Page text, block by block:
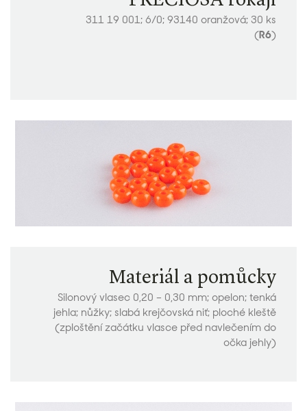
311 19 001; 6/0; 93140 oranžová; 30 ks
(R6)
Materiál a pomůcky
Silonový vlasec 0,20 – 0,30 mm; opelon; tenká
jehla; nůžky; slabá krejčovská niť; ploché kleště
(zploštění začátku vlasce před navlečením do
očka jehly)